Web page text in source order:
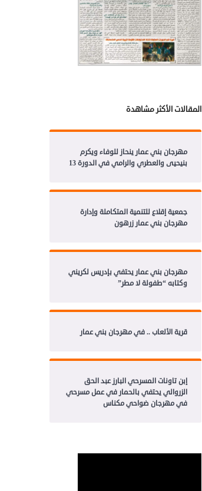
المقالات الأكثر مشاهدة
مهرجان بني عمار ينحاز للوفاء ويكرم
بنيحيى والعطري والرامي في الدورة 13
جمعية إقلاع للتنمية المتكاملة وإدارة
مهرجان بني عمار زرهون
مهرجان بني عمار يحتفي بإدريس لكريني
وكتابه “طفولة لا مطر”
قرية الألعاب .. في مهرجان بني عمار
إبن تاونات المسرحي البارز عبد الحق
الزروالي يحتفي بالحمار في عمل مسرحي
في مهرجان ضواحي مكناس